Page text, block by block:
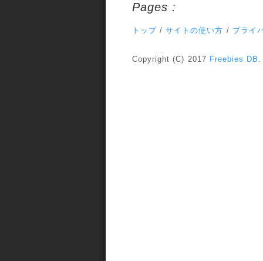
Pages :
トップ /サイトの使い方 / プライ
Copyright (C) 2017 Freebies DB .